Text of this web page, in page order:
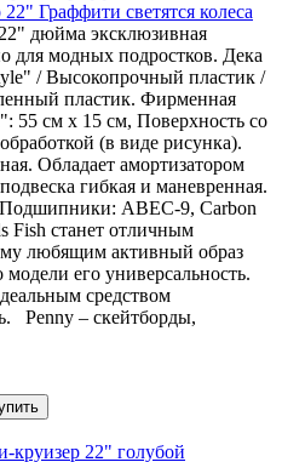
Граффити светятся колеса
дюйма эксклюзивная
для модных подростков. Дека
/ Высокопрочный пластик /
пластик. Фирменная
55 см х 15 см, Поверхность со
(в виде рисунка).
Обладает амортизатором
гибкая и маневренная.
ABEC-9, Carbon
Fish станет отличным
любящим активный образ
его универсальность.
средством
Penny – скейтборды,